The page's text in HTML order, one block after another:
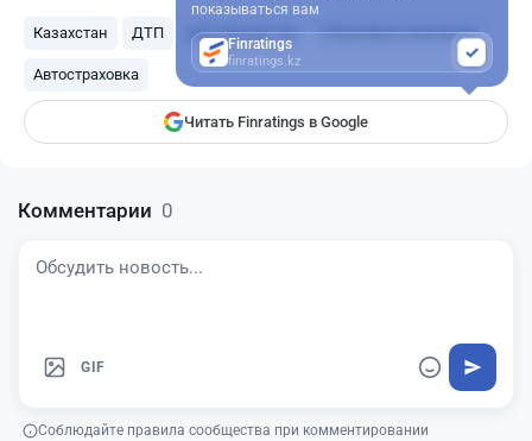
Казахстан ДТП авто Казахстан Страховые компании
Автостраховка
Читать Finratings в Google
показываться вам
Finratings
finratings.kz
Комментарии 0
GIF
Соблюдайте правила сообщества при комментировании